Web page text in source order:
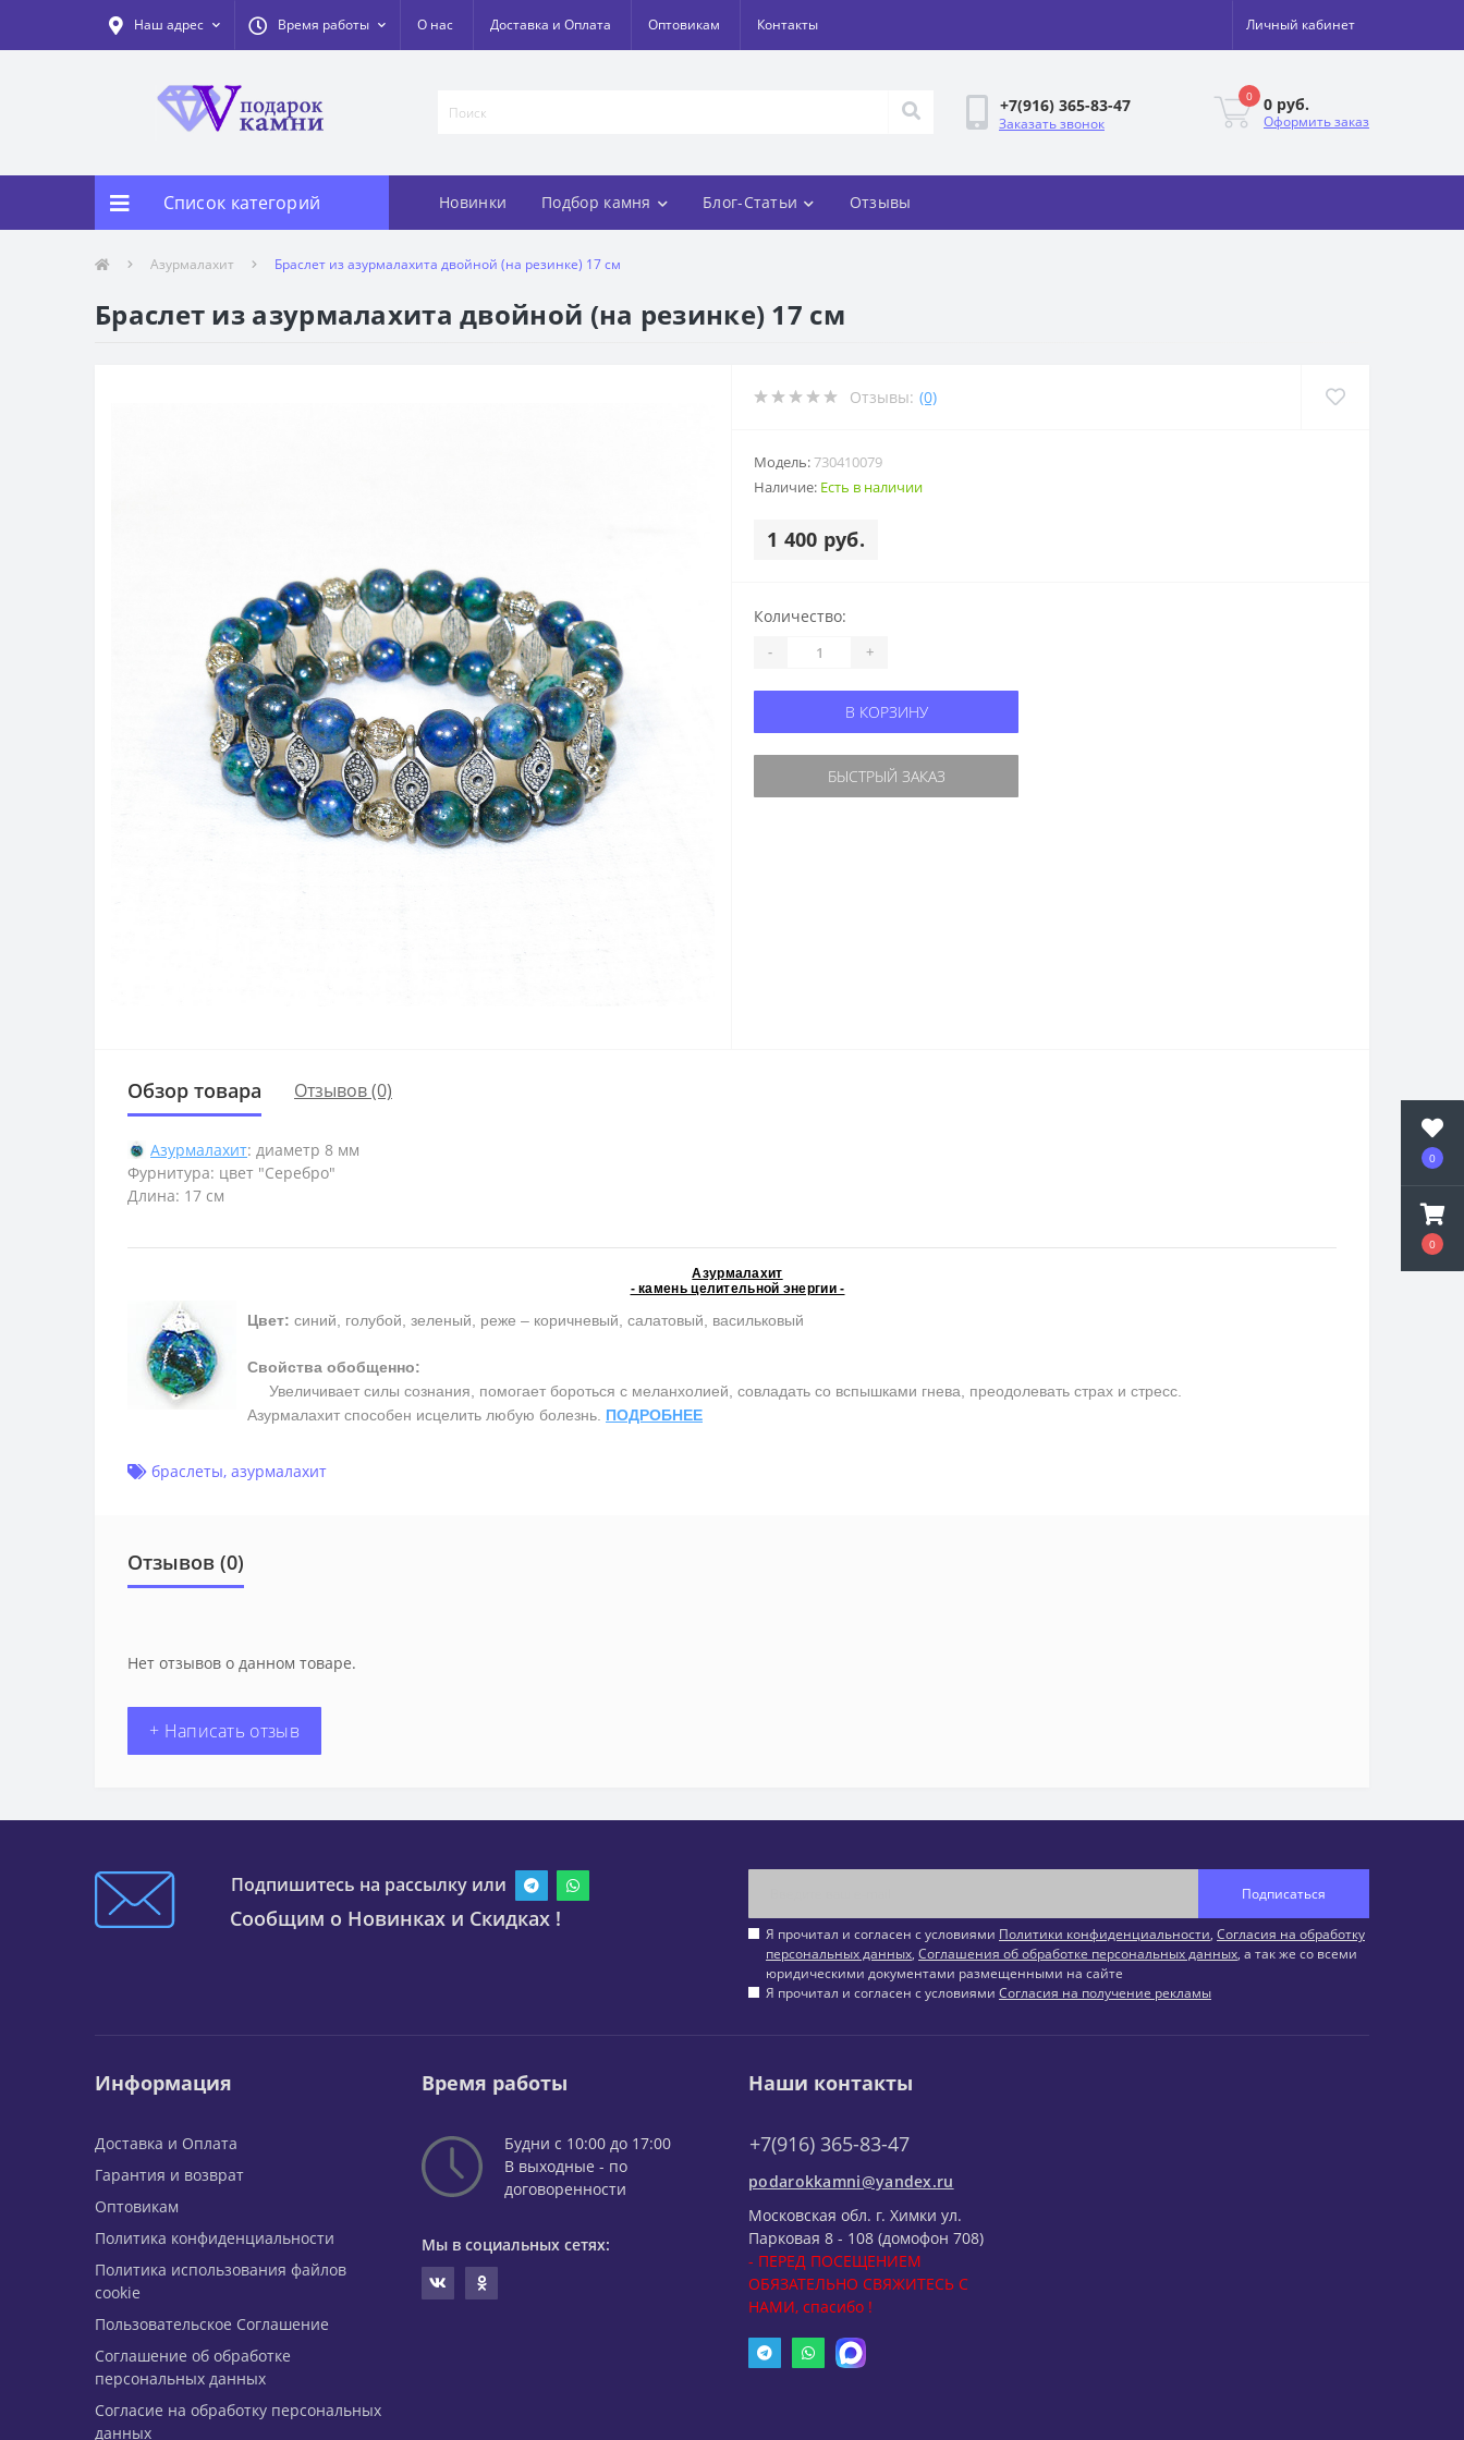
0
0
Наш адрес Время работы О нас Доставка и Оплата Оптовикам Контакты Личный кабинет
+7(916) 365-83-47
Заказать звонок
0 0 руб.
Оформить заказ
Список категорий Новинки Подбор камня Блог-Статьи Отзывы
Азурмалахит Браслет из азурмалахита двойной (на резинке) 17 см
Браслет из азурмалахита двойной (на резинке) 17 см
Отзывы: (0)
Модель:730410079
Наличие: Есть в наличии
1 400 руб.
Количество:
- +
В КОРЗИНУ
БЫСТРЫЙ ЗАКАЗ
Обзор товара Отзывов (0)
Азурмалахит: диаметр 8 мм
Фурнитура: цвет "Серебро"
Длина: 17 см
Азурмалахит
- камень целительной энергии -
Цвет: синий, голубой, зеленый, реже – коричневый, салатовый, васильковый
Свойства обобщенно:
Увеличивает силы сознания, помогает бороться с меланхолией, совладать со вспышками гнева, преодолевать страх и стресс.
Азурмалахит способен исцелить любую болезнь. ПОДРОБНЕЕ
браслеты, азурмалахит
Отзывов (0)
Нет отзывов о данном товаре.
+ Написать отзыв
Подпишитесь на рассылку или
Сообщим о Новинках и Скидках !
Подписаться
Я прочитал и согласен с условиями Политики конфиденциальности, Согласия на обработку
персональных данных, Соглашения об обработке персональных данных, а так же со всеми
юридическими документами размещенными на сайте
Я прочитал и согласен с условиями Согласия на получение рекламы
Информация
Доставка и Оплата
Гарантия и возврат
Оптовикам
Политика конфиденциальности
Политика использования файлов
cookie
Пользовательское Соглашение
Соглашение об обработке
персональных данных
Согласие на обработку персональных
данных
Время работы
Будни с 10:00 до 17:00
В выходные - по
договоренности
Мы в социальных сетях:
Наши контакты
+7(916) 365-83-47
podarokkamni@yandex.ru
Московская обл. г. Химки ул.
Парковая 8 - 108 (домофон 708)
- ПЕРЕД ПОСЕЩЕНИЕМ
ОБЯЗАТЕЛЬНО СВЯЖИТЕСЬ С
НАМИ, спасибо !